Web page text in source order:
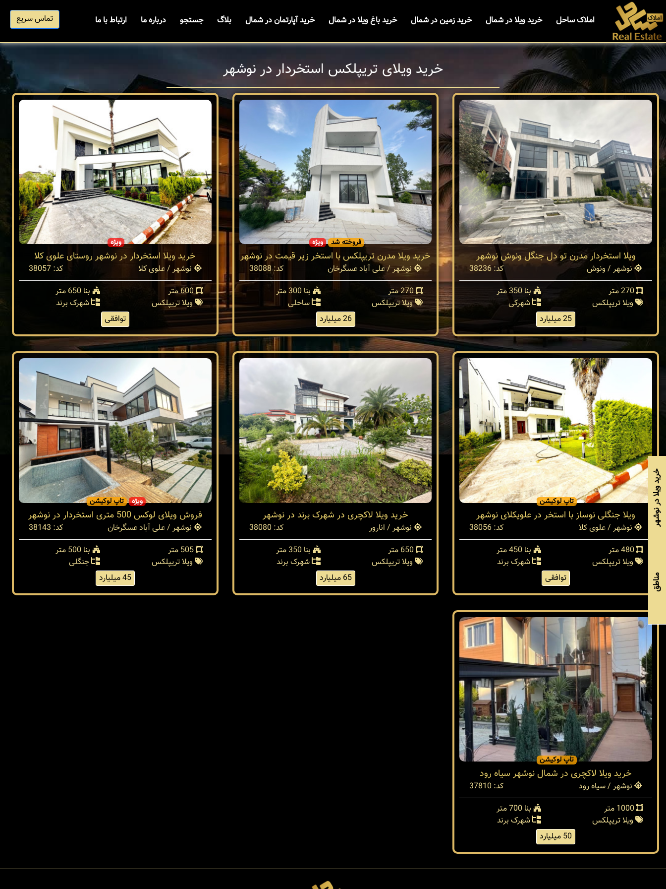
املاک ساحل خرید ویلا در شمال خرید زمین در شمال خرید باغ ویلا در شمال خرید آپارتمان در شمال بلاگ جستجو درباره ما ارتباط با ما تماس سریع
خرید ویلای تریپلکس استخردار در نوشهر
ویلا استخردار مدرن تو دل جنگل ونوش نوشهر
نوشهر / ونوش
کد: 38236
بنا 350 متر
ویلا تریپلکس
شهرکی
25 میلیارد
فروخته شد ویژه
خرید ویلا مدرن تریپلکس با استخر زیر قیمت در نوشهر
نوشهر / علی آباد عسگرخان
کد: 38088
270 متر
بنا 300 متر
ویلا تریپلکس
ساحلی
26 میلیارد
ویژه
خرید ویلا استخردار در نوشهر روستای علوی کلا
نوشهر / علوی کلا
کد: 38057
600 متر
بنا 650 متر
ویلا تریپلکس
شهرک برند
توافقی
تاپ لوکیشن
ویلا جنگلی نوساز با استخر در علویکلای نوشهر
نوشهر / علوی کلا
کد: 38056
بنا 450 متر
ویلا تریپلکس
شهرک برند
توافقی
خرید ویلا لاکچری در شهرک برند در نوشهر
نوشهر / انارور
کد: 38080
650 متر
بنا 350 متر
ویلا تریپلکس
شهرک برند
65 میلیارد
ویژه تاپ لوکیشن
فروش ویلای لوکس 500 متری استخردار در نوشهر
نوشهر / علی آباد عسگرخان
کد: 38143
505 متر
بنا 500 متر
ویلا تریپلکس
جنگلی
45 میلیارد
تاپ لوکیشن
خرید ویلا لاکچری در شمال نوشهر سیاه رود
نوشهر / سیاه رود
کد: 37810
بنا 700 متر
ویلا تریپلکس
شهرک برند
50 میلیارد
خرید ویلا در نوشهر
مناطق